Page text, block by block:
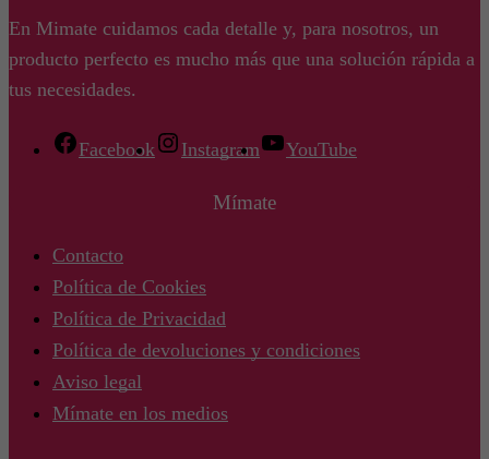
En Mimate cuidamos cada detalle y, para nosotros, un
producto perfecto es mucho más que una solución rápida a
tus necesidades.
Facebook Instagram YouTube
Mímate
Contacto
Política de Cookies
Política de Privacidad
Política de devoluciones y condiciones
Aviso legal
Mímate en los medios